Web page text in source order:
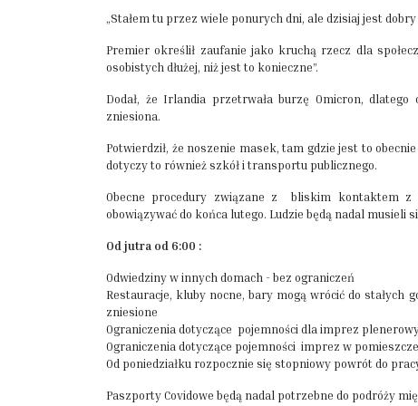
„Stałem tu przez wiele ponurych dni, ale dzisiaj jest
Premier określił zaufanie jako kruchą rzecz dla
osobistych dłużej, niż jest to konieczne”.
Dodał, że Irlandia przetrwała burzę Omicron,
zniesiona.
Potwierdził, że noszenie masek, tam gdzie jest to
dotyczy to również szkół i transportu publicznego.
Obecne procedury związane z bliskim kontaktem z
obowiązywać do końca lutego. Ludzie będą nadal musieli
Od jutra od 6:00 :
Odwiedziny w innych domach - bez ograniczeń
Restauracje, kluby nocne, bary mogą wrócić do stałych
zniesione
Ograniczenia dotyczące pojemności dla imprez
Ograniczenia dotyczące pojemności imprez w
Od poniedziałku rozpocznie się stopniowy powrót do
Paszporty Covidowe będą nadal potrzebne do podróży